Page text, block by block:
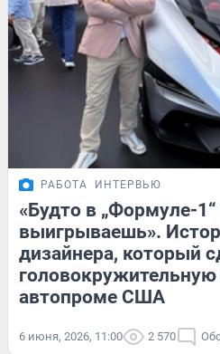
РАБОТА ИНТЕРВЬЮ
«Будто в „Формуле-1“
выигрываешь».
дизайнера, который
головокружительную
автопроме США
6 июня, 2026, 11:00 2 570